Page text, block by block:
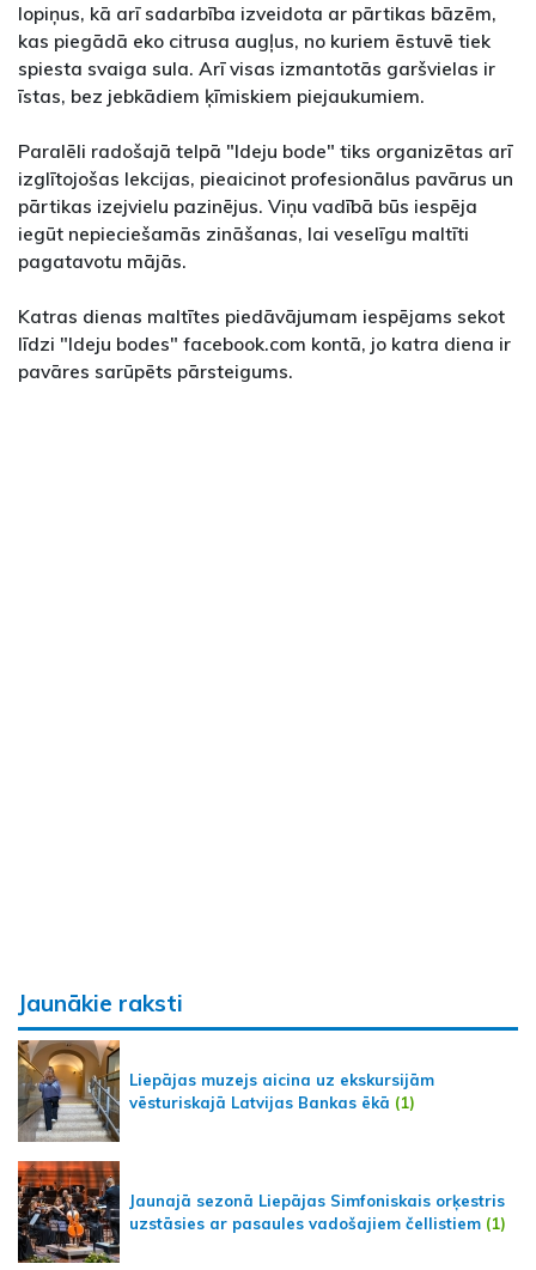
lopiņus, kā arī sadarbība izveidota ar pārtikas bāzēm,
kas piegādā eko citrusa augļus, no kuriem ēstuvē tiek
spiesta svaiga sula. Arī visas izmantotās garšvielas ir
īstas, bez jebkādiem ķīmiskiem piejaukumiem.
Paralēli radošajā telpā "Ideju bode" tiks organizētas arī
izglītojošas lekcijas, pieaicinot profesionālus pavārus un
pārtikas izejvielu pazinējus. Viņu vadībā būs iespēja
iegūt nepieciešamās zināšanas, lai veselīgu maltīti
pagatavotu mājās.
Katras dienas maltītes piedāvājumam iespējams sekot
līdzi "Ideju bodes" facebook.com kontā, jo katra diena ir
pavāres sarūpēts pārsteigums.
Jaunākie raksti
Liepājas muzejs aicina uz ekskursijām
vēsturiskajā Latvijas Bankas ēkā (1)
Jaunajā sezonā Liepājas Simfoniskais orķestris
uzstāsies ar pasaules vadošajiem čellistiem (1)